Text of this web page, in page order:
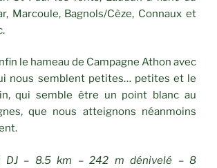
Marcoule, Bagnols/Cèze, Connaux et
le hameau de Campagne Athon avec
nous semblent petites… petites et le
qui semble être un point blanc au
que nous atteignons néanmoins
DJ – 8.5 km – 242 m dénivelé – 8